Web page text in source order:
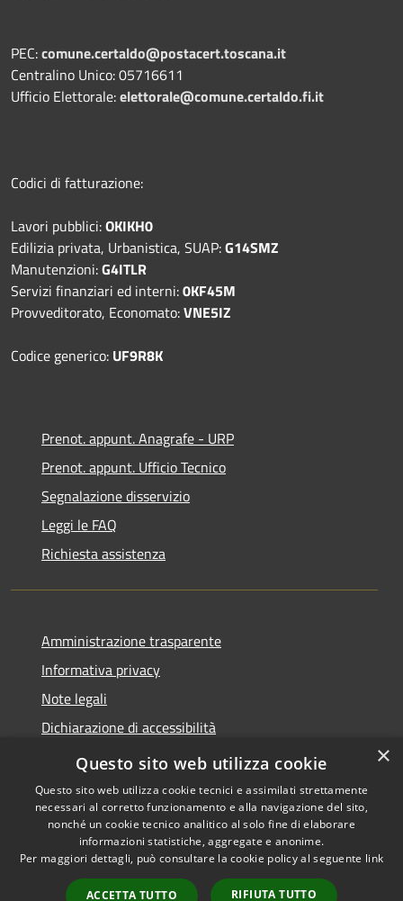
PEC:comune.certaldo@postacert.toscana.it
Centralino Unico: 05716611
Ufficio Elettorale:elettorale@comune.certaldo.fi.it
Codici di fatturazione:
Lavori pubblici:OKIKH0
Edilizia privata, Urbanistica, SUAP:G14SMZ
Manutenzioni:G4ITLR
Servizi finanziari ed interni:0KF45M
Provveditorato, Economato:VNE5IZ
Codice generico: UF9R8K
Prenot. appunt. Anagrafe - URP
Prenot. appunt. Ufficio Tecnico
Segnalazione disservizio
Leggi le FAQ
Richiesta assistenza
Amministrazione trasparente
Informativa privacy
Note legali
Dichiarazione di accessibilità
Whistleblowing
Accessibilità
Copyright © 2026 • Comune di
Certaldo • Powered by
Municipium• Accesso
×
Questo sito web utilizza cookie
Questo sito web utilizza cookie tecnici e assimilati strettamente
necessari al corretto funzionamento e alla navigazione del sito,
nonché un cookie tecnico analitico al solo fine di elaborare
informazioni statistiche, aggregate e anonime.
Per maggiori dettagli, può consultare la cookie policy al seguente link
ACCETTA TUTTO RIFIUTA TUTTO